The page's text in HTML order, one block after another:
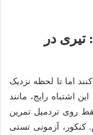
در
اما تا لحظه نزدیک
اشتباه رایج، مانند
روی تردمیل تمرین
کنکور، آزمونی تستی